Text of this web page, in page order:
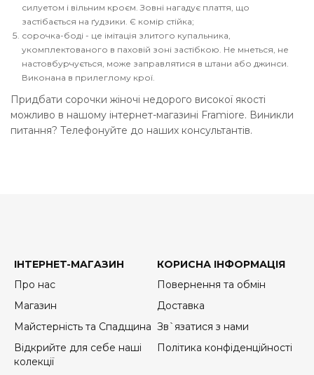
силуетом і вільним кроєм. Зовні нагадує плаття, що
застібається на ґудзики. Є комір стійка;
сорочка-боді - це імітація злитого купальника,
укомплектованого в паховій зоні застібкою. Не мнеться, не
настовбурчується, може заправлятися в штани або джинси.
Виконана в прилеглому крої.
Придбати сорочки жіночі недорого високої якості
можливо в нашому інтернет-магазині Framiore. Виникли
питання? Телефонуйте до наших консультантів.
IHTEPHET-MAГAЗИН
Про нас
Магазин
Майстерність та Спадщина
Відкрийте для себе наші
колекції
КОРИСНА ІНФОРМАЦІЯ
Повернення та обмін
Доставка
Зв`язатися з нами
Політика конфіденційності